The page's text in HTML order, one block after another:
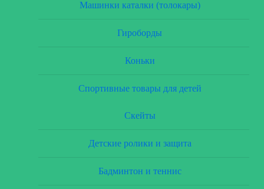
Машинки каталки (толокары)
Гироборды
Коньки
Спортивные товары для детей
Скейты
Детские ролики и защита
Бадминтон и теннис